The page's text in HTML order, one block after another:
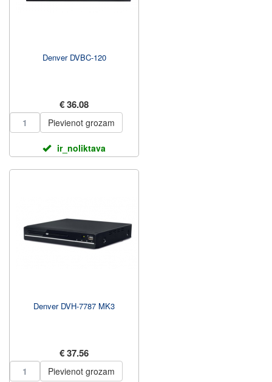
Denver DVBC-120
€ 36.08
Pievienot grozam
ir_noliktava
Denver DVH-7787 MK3
€ 37.56
Pievienot grozam